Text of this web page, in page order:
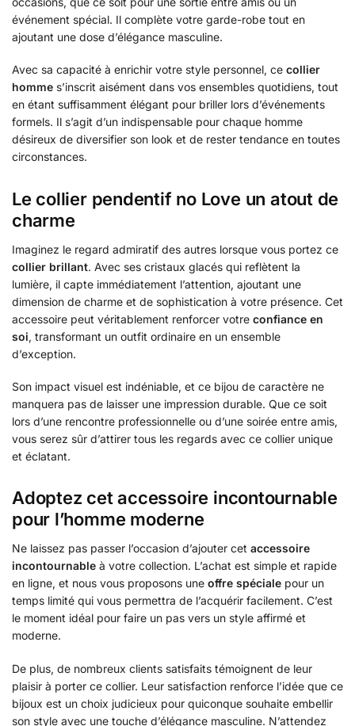
événement spécial. Il complète votre garde-robe tout en
ajoutant une dose d’élégance masculine.
Avec sa capacité à enrichir votre style personnel, ce collier
homme s’inscrit aisément dans vos ensembles quotidiens, tout
en étant suffisamment élégant pour briller lors d’événements
formels. Il s’agit d’un indispensable pour chaque homme
désireux de diversifier son look et de rester tendance en toutes
circonstances.
Le collier pendentif no Love un atout de
charme
Imaginez le regard admiratif des autres lorsque vous portez ce
collier brillant. Avec ses cristaux glacés qui reflètent la
lumière, il capte immédiatement l’attention, ajoutant une
dimension de charme et de sophistication à votre présence. Cet
accessoire peut véritablement renforcer votre confiance en
soi, transformant un outfit ordinaire en un ensemble
d’exception.
Son impact visuel est indéniable, et ce bijou de caractère ne
manquera pas de laisser une impression durable. Que ce soit
lors d’une rencontre professionnelle ou d’une soirée entre amis,
vous serez sûr d’attirer tous les regards avec ce collier unique
et éclatant.
Adoptez cet accessoire incontournable
pour l’homme moderne
Ne laissez pas passer l’occasion d’ajouter cet accessoire
incontournable à votre collection. L’achat est simple et rapide
en ligne, et nous vous proposons une offre spéciale pour un
temps limité qui vous permettra de l’acquérir facilement. C’est
le moment idéal pour faire un pas vers un style affirmé et
moderne.
De plus, de nombreux clients satisfaits témoignent de leur
plaisir à porter ce collier. Leur satisfaction renforce l’idée que ce
bijoux est un choix judicieux pour quiconque souhaite embellir
son style avec une touche d’élégance masculine. N’attendez